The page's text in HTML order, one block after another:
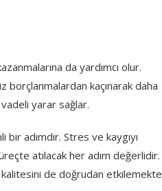
da yardımcı olur.
borçlanmalardan kaçınarak daha
yarar sağlar.
adımdır. Stres ve kaygıyı
atılacak her adım değerlidir.
kalitesini de doğrudan